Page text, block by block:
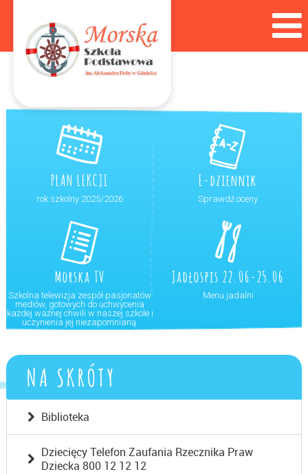
PLAN LEKCJI
rok szkolny 2025/2026
E-dziennik
Sprawdź oceny
Morska TV
Szkolna telewizja zespół pasjonatów
mediów, gotowych do uchwycenia
każdej ważnej chwili w naszej szkole i
uczynienia jej niezapomnianą.
Jadłospis 22.06-25.06
Menu jadalni
NA SKRÓTY
Biblioteka
Dziecięcy Telefon Zaufania Rzecznika Praw
Dziecka 800 12 12 12